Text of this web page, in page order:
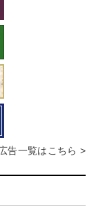
告一覧はこちら >